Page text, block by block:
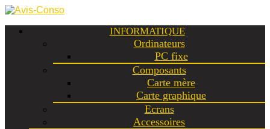
INFORMATIQUE
Ordinateurs
PC fixe
Composants
Carte mère
Carte graphique
Ecrans
Accessoires